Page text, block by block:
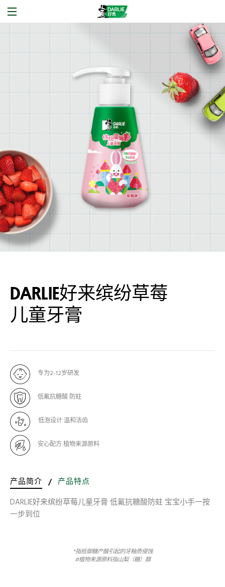
DARLIE好来缤纷草莓
儿童牙膏
专为2-12岁研发
低氟抗糖酸 防蛀
低泡设计 温和洁齿
安心配方 植物来源原料
产品简介 / 产品特点
DARLIE好来缤纷草莓儿童牙膏 低氟抗糖酸防蛀 宝宝小手一按
一步到位
*指抵御糖产酸引起的牙釉质侵蚀
#植物来源原料指山梨（糖）醇